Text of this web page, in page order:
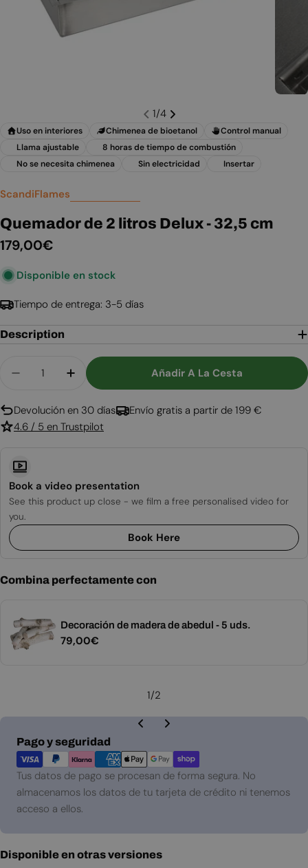
1/4
Uso en interiores Chimenea de bioetanol
Control manual
Llama ajustable
8 horas de tiempo de combustión
No se necesita chimenea
Sin electricidad Insertar
ScandiFlames
Quemador de 2 litros Delux - 32,5 cm
Precio
179,00€
Disponible en stock
Tiempo de entrega: 3-5 días
Description
Disminuir Cantidad Para Quemador De 2 Litros
Aumentar Cantidad Para Quemador
Añadir A La Cesta
Devolución en 30 días
Envío gratis a partir de 199 €
4.6 / 5 en Trustpilot
Book a video presentation
See this product up close - we film a free personalised video for
you.
Book Here
Combina perfectamente con
Decoración de madera de abedul - 5 uds.
Precio
79,00€
1/2
Pago y seguridad
Métodos
de
pago
Tus datos de pago se procesan de forma segura. No
almacenamos los datos de tu tarjeta de crédito ni tenemos
acceso a ellos.
Disponible en otras versiones